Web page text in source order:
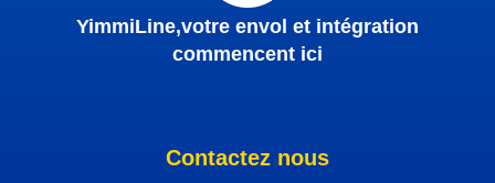
YimmiLine,votre envol et intégration
commencent ici
Contactez nous